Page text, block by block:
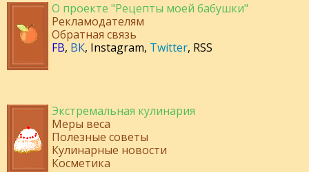
О проекте "Рецепты моей бабушки"
Рекламодателям
Обратная связь
FB, ВК, Instagram, Twitter, RSS
Экстремальная кулинария
Меры веса
Полезные советы
Кулинарные новости
Косметика